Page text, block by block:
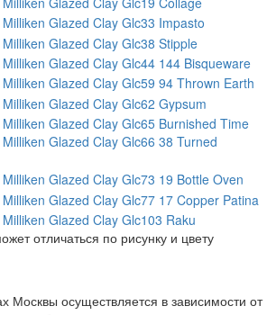
отличаться по рисунку и цвету
Москвы осуществляется в зависимости от